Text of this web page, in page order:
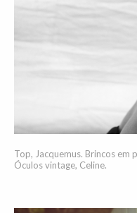
Top, Jacquemus. Brincos em
Óculos vintage, Celine.